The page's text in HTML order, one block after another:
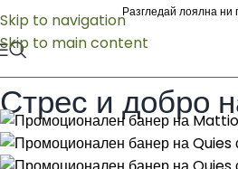
Skip to navigation
Skip to main content
Разгледай лоялна ни
Начало/Natures way/По здравно
Стрес и добро